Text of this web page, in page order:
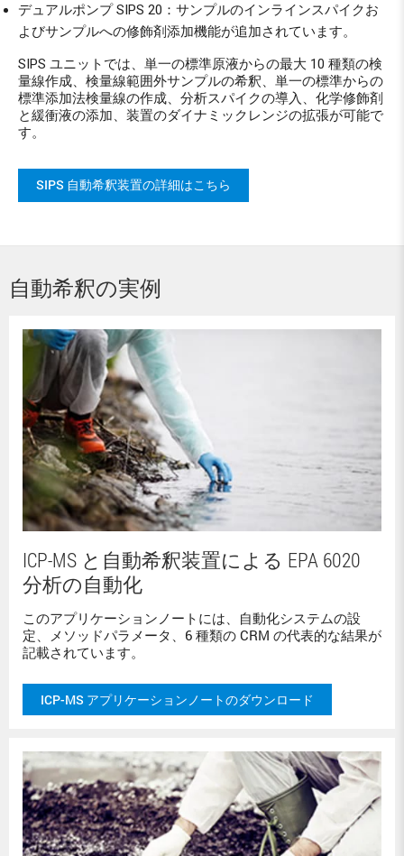
デュアルポンプ SIPS 20：サンプルのインラインスパイクお
よびサンプルへの修飾剤添加機能が追加されています。
SIPS ユニットでは、単一の標準原液からの最大 10 種類の検
量線作成、検量線範囲外サンプルの希釈、単一の標準からの
標準添加法検量線の作成、分析スパイクの導入、化学修飾剤
と緩衝液の添加、装置のダイナミックレンジの拡張が可能で
す。
SIPS 自動希釈装置の詳細はこちら
自動希釈の実例
ICP-MS と自動希釈装置による EPA 6020
分析の自動化
このアプリケーションノートには、自動化システムの設
定、メソッドパラメータ、6 種類の CRM の代表的な結果が
記載されています。
ICP-MS アプリケーションノートのダウンロード